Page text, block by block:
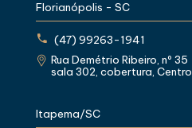
Florianópolis - SC
(47) 99263-1941
Rua Demétrio Ribeiro, nº 35
sala 302, cobertura, Centro
Itapema/SC